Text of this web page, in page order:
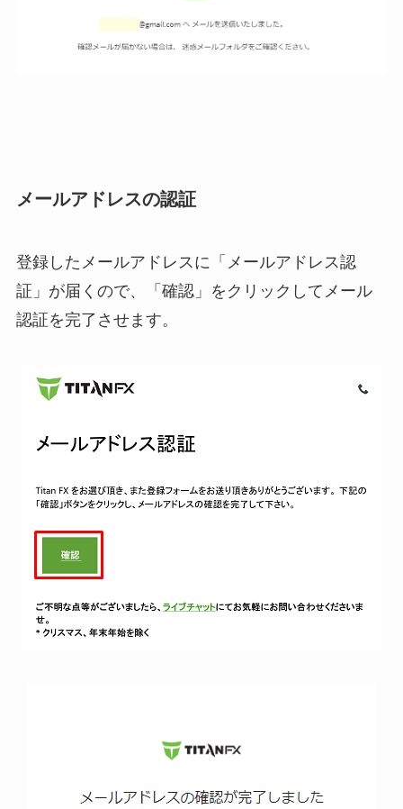
メールアドレスの認証
登録したメールアドレスに「メールアドレス認
証」が届くので、「確認」をクリックしてメール
認証を完了させます。